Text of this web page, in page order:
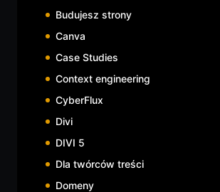
Budujesz strony
Canva
Case Studies
Context engineering
CyberFlux
Divi
DIVI 5
Dla twórców treści
Domeny